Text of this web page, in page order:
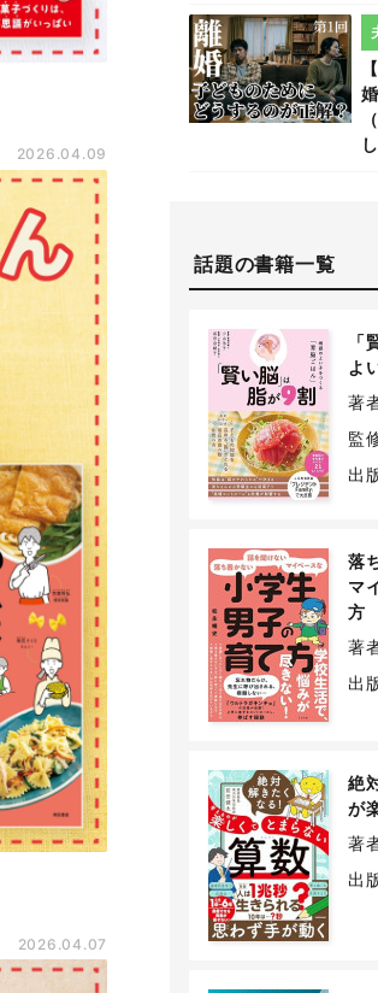
2026.04.09
2026.04.07
話題の書籍一覧
よ
著
監
出
落
マ
方
著
出
絶
が
著
出